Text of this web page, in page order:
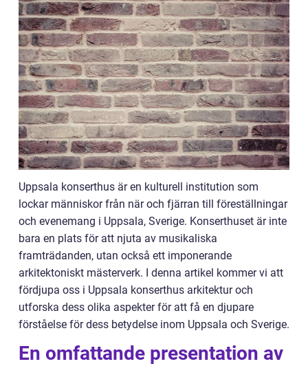
Uppsala konserthus är en kulturell institution som
lockar människor från när och fjärran till föreställningar
och evenemang i Uppsala, Sverige. Konserthuset är inte
bara en plats för att njuta av musikaliska
framträdanden, utan också ett imponerande
arkitektoniskt mästerverk. I denna artikel kommer vi att
fördjupa oss i Uppsala konserthus arkitektur och
utforska dess olika aspekter för att få en djupare
förståelse för dess betydelse inom Uppsala och Sverige.
En omfattande presentation av